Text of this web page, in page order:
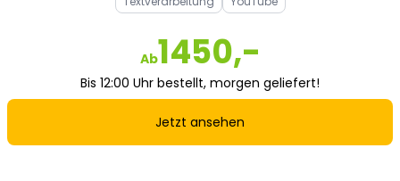
Ab1450,-
Bis 12:00 Uhr bestellt, morgen geliefert!
Jetzt ansehen